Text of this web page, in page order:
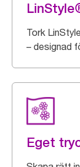
Tork
– designad
Eget